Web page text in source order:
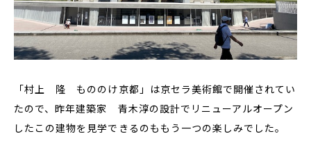
「村上 隆 もののけ京都」は京セラ美術館で開催されてい
たので、昨年建築家 青木淳の設計でリニューアルオープン
したこの建物を見学できるのももう一つの楽しみでした。